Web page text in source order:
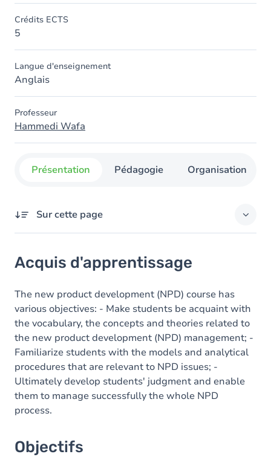
Crédits ECTS
5
Langue d'enseignement
Anglais
Professeur
Hammedi Wafa
Présentation Pédagogie Organisation
Sur cette page
Objectifs
Contenu
Table des matières
Exercices
Acquis d'apprentissage
The new product development (NPD) course has
various objectives: - Make students be acquaint with
the vocabulary, the concepts and theories related to
the new product development (NPD) management; -
Familiarize students with the models and analytical
procedures that are relevant to NPD issues; -
Ultimately develop students' judgment and enable
them to manage successfully the whole NPD
process.
Objectifs